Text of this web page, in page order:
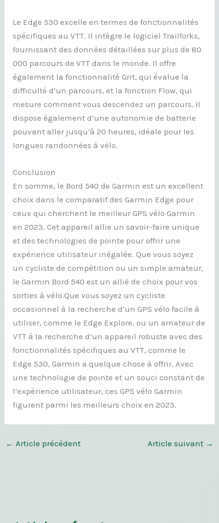
Le Edge 530 excelle en termes de fonctionnalités
spécifiques au VTT. Il intègre le logiciel Trailforks,
fournissant des données détaillées sur plus de 80
000 parcours de VTT dans le monde. Il offre
également la fonctionnalité Grit, qui évalue la
difficulté d’un parcours, et la fonction Flow, qui
mesure comment vous descendez un parcours. Il
dispose également d’une autonomie de batterie
pouvant aller jusqu’à 20 heures, idéale pour les
longues randonnées à vélo.
Conclusion
En somme, le Bord 540 de Garmin est un excellent
choix dans le comparatif des Garmin Edge pour
ceux qui cherchent le meilleur GPS vélo Garmin
en 2023. Cet appareil allie un savoir-faire unique
et des technologies de pointe pour offrir une
expérience utilisateur inégalée. Que vous soyez
un cycliste de compétition ou un simple amateur,
le Garmin Bord 540 est un allié de choix pour vos
sorties à vélo.Que vous soyez un cycliste
occasionnel à la recherche d’un GPS vélo facile à
utiliser, comme le Edge Explore, ou un amateur de
VTT à la recherche d’un appareil robuste avec des
fonctionnalités spécifiques au VTT, comme le
Edge 530, Garmin a quelque chose à offrir. Avec
une technologie de pointe et un souci constant de
l’expérience utilisateur, ces GPS vélo Garmin
figurent parmi les meilleurs choix en 2023.
← Article précédent Article suivant →